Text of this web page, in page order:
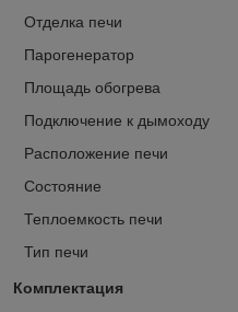
Отделка печи
Парогенератор
Площадь обогрева
Подключение к дымоходу
Расположение печи
Состояние
Теплоемкость печи
Тип печи
Комплектация